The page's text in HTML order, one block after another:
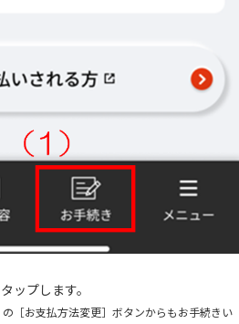
ップします。
の［お支払方法変更］ボタンからもお手続きい